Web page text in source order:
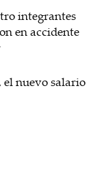
integrantes
en accidente
el nuevo salario